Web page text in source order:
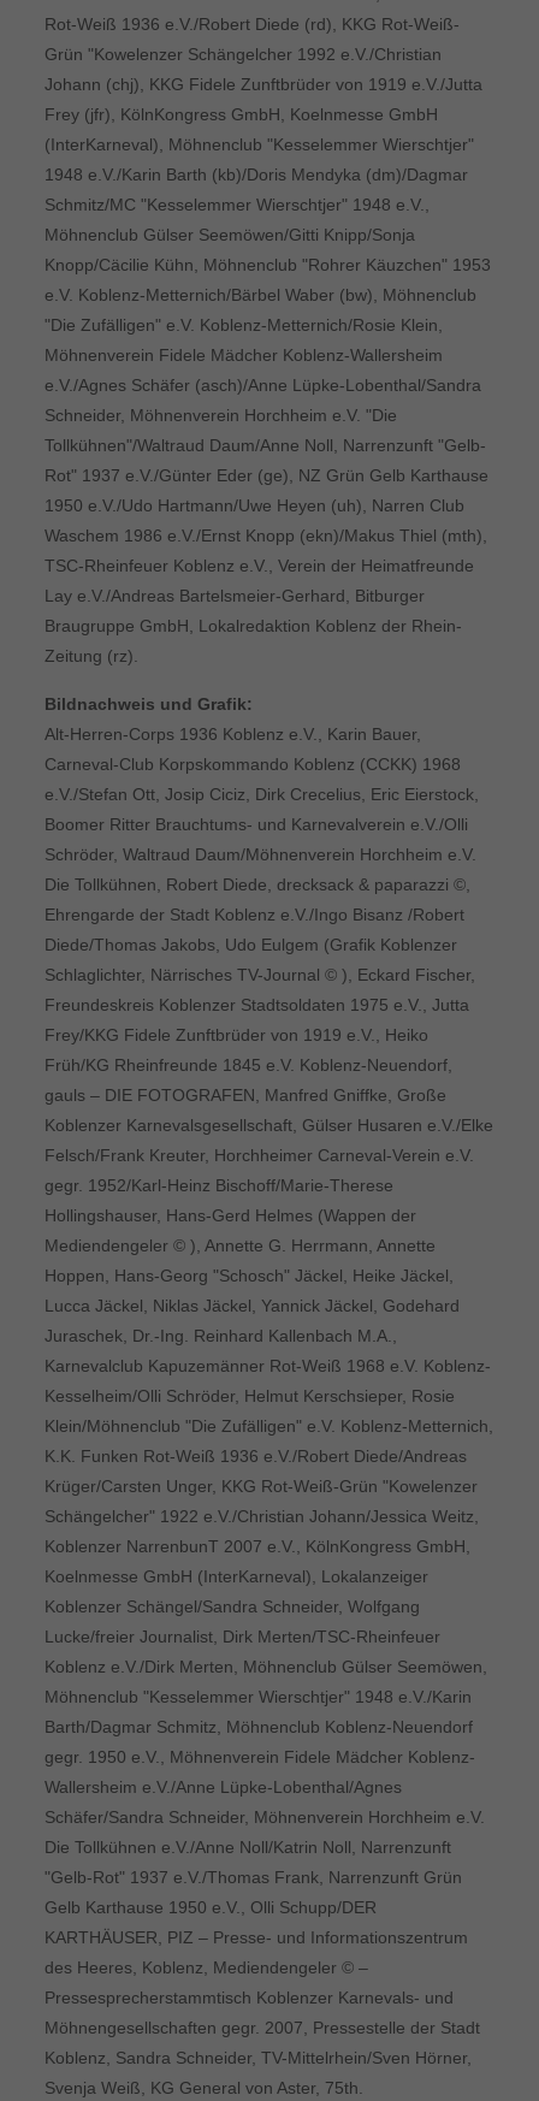
Rot-Weiß 1936 e.V./Robert Diede (rd), KKG Rot-Weiß-
Grün "Kowelenzer Schängelcher 1992 e.V./Christian
Johann (chj), KKG Fidele Zunftbrüder von 1919 e.V./Jutta
Frey (jfr), KölnKongress GmbH, Koelnmesse GmbH
(InterKarneval), Möhnenclub "Kesselemmer Wierschtjer"
1948 e.V./Karin Barth (kb)/Doris Mendyka (dm)/Dagmar
Schmitz/MC "Kesselemmer Wierschtjer" 1948 e.V.,
Möhnenclub Gülser Seemöwen/Gitti Knipp/Sonja
Knopp/Cäcilie Kühn, Möhnenclub "Rohrer Käuzchen" 1953
e.V. Koblenz-Metternich/Bärbel Waber (bw), Möhnenclub
"Die Zufälligen" e.V. Koblenz-Metternich/Rosie Klein,
Möhnenverein Fidele Mädcher Koblenz-Wallersheim
e.V./Agnes Schäfer (asch)/Anne Lüpke-Lobenthal/Sandra
Schneider, Möhnenverein Horchheim e.V. "Die
Tollkühnen"/Waltraud Daum/Anne Noll, Narrenzunft "Gelb-
Rot" 1937 e.V./Günter Eder (ge), NZ Grün Gelb Karthause
1950 e.V./Udo Hartmann/Uwe Heyen (uh), Narren Club
Waschem 1986 e.V./Ernst Knopp (ekn)/Makus Thiel (mth),
TSC-Rheinfeuer Koblenz e.V., Verein der Heimatfreunde
Lay e.V./Andreas Bartelsmeier-Gerhard, Bitburger
Braugruppe GmbH, Lokalredaktion Koblenz der Rhein-
Zeitung (rz).
Bildnachweis und Grafik:
Alt-Herren-Corps 1936 Koblenz e.V., Karin Bauer,
Carneval-Club Korpskommando Koblenz (CCKK) 1968
e.V./Stefan Ott, Josip Ciciz, Dirk Crecelius, Eric Eierstock,
Boomer Ritter Brauchtums- und Karnevalverein e.V./Olli
Schröder, Waltraud Daum/Möhnenverein Horchheim e.V.
Die Tollkühnen, Robert Diede, drecksack & paparazzi ©,
Ehrengarde der Stadt Koblenz e.V./Ingo Bisanz /Robert
Diede/Thomas Jakobs, Udo Eulgem (Grafik Koblenzer
Schlaglichter, Närrisches TV-Journal © ), Eckard Fischer,
Freundeskreis Koblenzer Stadtsoldaten 1975 e.V., Jutta
Frey/KKG Fidele Zunftbrüder von 1919 e.V., Heiko
Früh/KG Rheinfreunde 1845 e.V. Koblenz-Neuendorf,
gauls – DIE FOTOGRAFEN, Manfred Gniffke, Große
Koblenzer Karnevalsgesellschaft, Gülser Husaren e.V./Elke
Felsch/Frank Kreuter, Horchheimer Carneval-Verein e.V.
gegr. 1952/Karl-Heinz Bischoff/Marie-Therese
Hollingshauser, Hans-Gerd Helmes (Wappen der
Mediendengeler © ), Annette G. Herrmann, Annette
Hoppen, Hans-Georg "Schosch" Jäckel, Heike Jäckel,
Lucca Jäckel, Niklas Jäckel, Yannick Jäckel, Godehard
Juraschek, Dr.-Ing. Reinhard Kallenbach M.A.,
Karnevalclub Kapuzemänner Rot-Weiß 1968 e.V. Koblenz-
Kesselheim/Olli Schröder, Helmut Kerschsieper, Rosie
Klein/Möhnenclub "Die Zufälligen" e.V. Koblenz-Metternich,
K.K. Funken Rot-Weiß 1936 e.V./Robert Diede/Andreas
Krüger/Carsten Unger, KKG Rot-Weiß-Grün "Kowelenzer
Schängelcher" 1922 e.V./Christian Johann/Jessica Weitz,
Koblenzer NarrenbunT 2007 e.V., KölnKongress GmbH,
Koelnmesse GmbH (InterKarneval), Lokalanzeiger
Koblenzer Schängel/Sandra Schneider, Wolfgang
Lucke/freier Journalist, Dirk Merten/TSC-Rheinfeuer
Koblenz e.V./Dirk Merten, Möhnenclub Gülser Seemöwen,
Möhnenclub "Kesselemmer Wierschtjer" 1948 e.V./Karin
Barth/Dagmar Schmitz, Möhnenclub Koblenz-Neuendorf
gegr. 1950 e.V., Möhnenverein Fidele Mädcher Koblenz-
Wallersheim e.V./Anne Lüpke-Lobenthal/Agnes
Schäfer/Sandra Schneider, Möhnenverein Horchheim e.V.
Die Tollkühnen e.V./Anne Noll/Katrin Noll, Narrenzunft
"Gelb-Rot" 1937 e.V./Thomas Frank, Narrenzunft Grün
Gelb Karthause 1950 e.V., Olli Schupp/DER
KARTHÄUSER, PIZ – Presse- und Informationszentrum
des Heeres, Koblenz, Mediendengeler © –
Pressesprecherstammtisch Koblenzer Karnevals- und
Möhnengesellschaften gegr. 2007, Pressestelle der Stadt
Koblenz, Sandra Schneider, TV-Mittelrhein/Sven Hörner,
Svenja Weiß, KG General von Aster, 75th.